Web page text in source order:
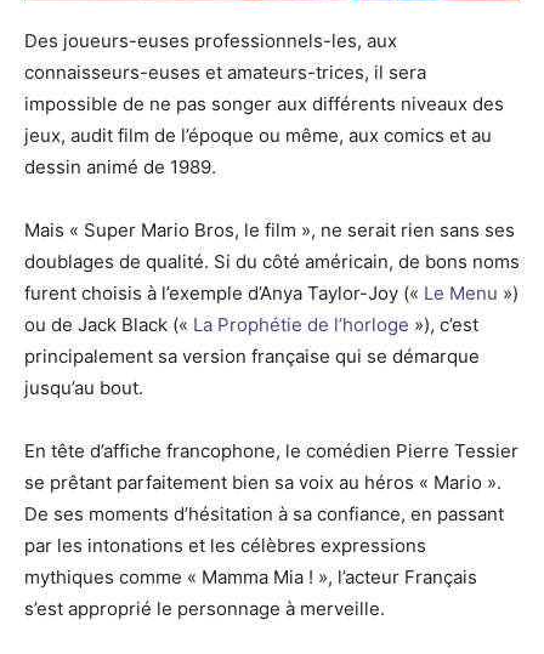
Des joueurs-euses professionnels-les, aux
connaisseurs-euses et amateurs-trices, il sera
impossible de ne pas songer aux différents niveaux des
jeux, audit film de l’époque ou même, aux comics et au
dessin animé de 1989.
Mais « Super Mario Bros, le film », ne serait rien sans ses
doublages de qualité. Si du côté américain, de bons noms
furent choisis à l’exemple d’Anya Taylor-Joy (« Le Menu »)
ou de Jack Black (« La Prophétie de l’horloge »), c’est
principalement sa version française qui se démarque
jusqu’au bout.
En tête d’affiche francophone, le comédien Pierre Tessier
se prêtant parfaitement bien sa voix au héros « Mario ».
De ses moments d’hésitation à sa confiance, en passant
par les intonations et les célèbres expressions
mythiques comme « Mamma Mia ! », l’acteur Français
s’est approprié le personnage à merveille.